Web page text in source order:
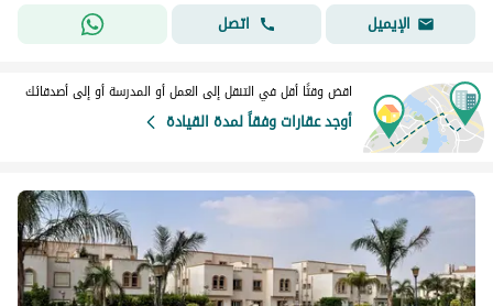
الإيميل
اتصل
اقض وقتًا أقل في التنقل إلى العمل أو المدرسة أو إلى أصدقائك
أوجد عقارات وفقاً لمدة القيادة